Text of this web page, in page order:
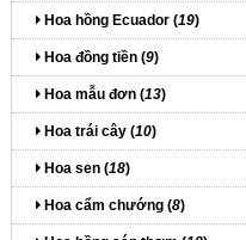
Hoa hồng Ecuador (19)
Hoa đồng tiền (9)
Hoa mẫu đơn (13)
Hoa trái cây (10)
Hoa sen (18)
Hoa cẩm chướng (8)